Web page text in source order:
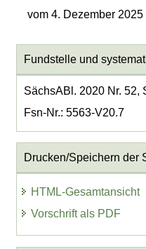
vom 4. Dezember
Fundstelle und
SächsABl. 2020 Nr. 52,
Fsn-Nr.: 5563-V20.7
Drucken/Speichern der
HTML-Gesamtansicht
Vorschrift als PDF